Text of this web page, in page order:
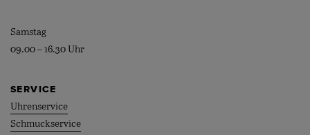
Samstag
09.00 – 16.30 Uhr
SERVICE
Uhrenservice
Schmuckservice